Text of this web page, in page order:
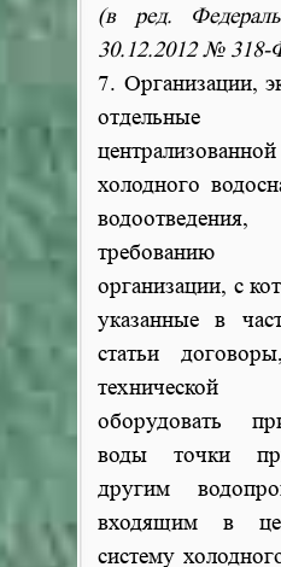
(в ред.
30.12.2012 № 318-
7. Организации,
холодного
требованию
организации, с
указанные в
статьи
технической
оборудовать
воды точки
другим
входящим в
систему